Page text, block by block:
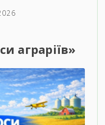
аграріїв»